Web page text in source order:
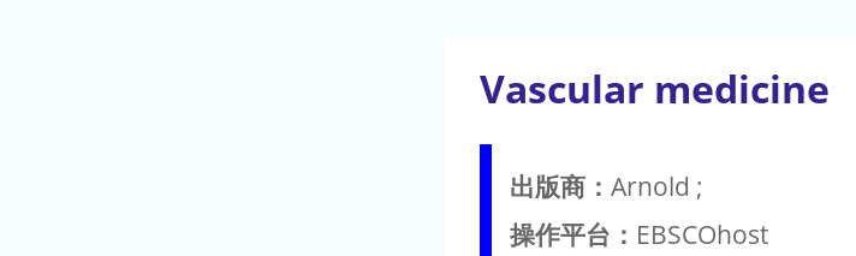
Vascular medicine
出版商： Arnold ;
操作平台： EBSCOhost